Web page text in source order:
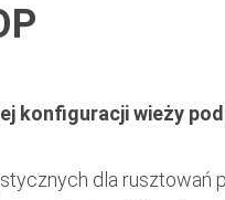
konfiguracji wieży
dla rusztowań